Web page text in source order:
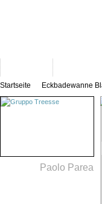
Startseite Eckbadewanne
Paolo Parea